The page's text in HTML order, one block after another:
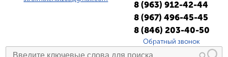
8 (963) 912-42-44
8 (967) 496-45-45
8 (846) 203-40-50
Обратный звонок